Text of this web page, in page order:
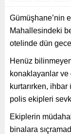
Gümüşhane’nin
Mahallesindeki
otelinde dün gece
Henüz
konaklayanlar ve
kurtarırken,
polis ekipleri
Ekiplerin
binalara